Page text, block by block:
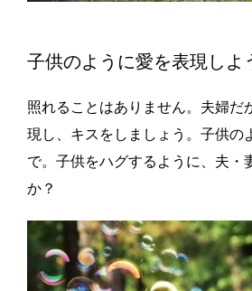
子供のように愛を表現しよ
照れることはありません。夫婦だ
現し、キスをしましょう。子供の
で。子供をハグするように、夫・
か？